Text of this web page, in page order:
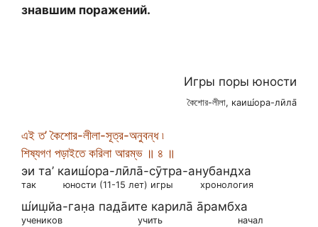
знавшим поражений.
Игры поры юности
কৈশোর-লীলা, каиш́ора-лӣла̄
এই ত’ কৈশোর-লীলা-সূত্র-অনুবন্ধ ৷
শিষ্যগণ পড়াইতে করিলা আরম্ভ ॥ ৪ ॥
эи та’ каиш́ора-лӣла̄-сӯтра-анубандха
так юности (11-15 лет) игры хронология
ш́иш̣йа-ган̣а пад̣а̄ите карила̄ а̄рамбха
учеников учить начал